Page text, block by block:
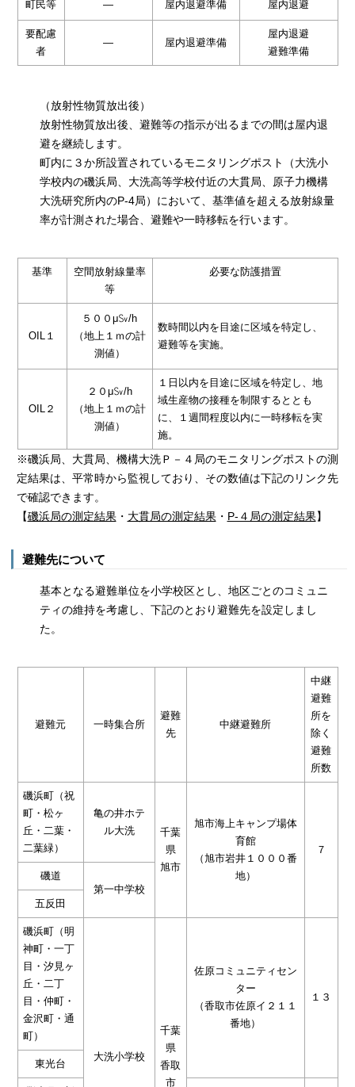
町民等 ― 屋内退避準備 屋内退避
要配慮
者
― 屋内退避準備
屋内退避
避難準備
（放射性物質放出後）
放射性物質放出後、避難等の指示が出るまでの間は屋内退
避を継続します。
町内に３か所設置されているモニタリングポスト（大洗小
学校内の磯浜局、大洗高等学校付近の大貫局、原子力機構
大洗研究所内のP-4局）において、基準値を超える放射線量
率が計測された場合、避難や一時移転を行います。
基準
空間放射線量率
等
必要な防護措置
OIL１
５００μ㏜/h
（地上１ｍの計
測値）
数時間以内を目途に区域を特定し、
避難等を実施。
OIL２
２０μ㏜/h
（地上１ｍの計
測値）
１日以内を目途に区域を特定し、地
域生産物の接種を制限するととも
に、１週間程度以内に一時移転を実
施。
※磯浜局、大貫局、機構大洗Ｐ－４局のモニタリングポストの測
定結果は、平常時から監視しており、その数値は下記のリンク先
で確認できます。
【磯浜局の測定結果・ 大貫局の測定結果・ P-４局の測定結果】
避難先について
基本となる避難単位を小学校区とし、地区ごとのコミュニ
ティの維持を考慮し、下記のとおり避難先を設定しまし
た。
避難元 一時集合所
避難
先
中継避難所
中継
避難
所を
除く
避難
所数
磯浜町（祝
町・松ヶ
丘・二葉・
二葉緑）
亀の井ホテ
ル大洗
千葉
県
旭市
旭市海上キャンプ場体
育館
（旭市岩井１０００番
地）
７
磯道
第一中学校
五反田
磯浜町（明
神町・一丁
目・汐見ヶ
丘・二丁
目・仲町・
金沢町・通
町）
大洗小学校
千葉
県
香取
市
佐原コミュニティセン
ター
（香取市佐原イ２１１
番地）
１３
東光台